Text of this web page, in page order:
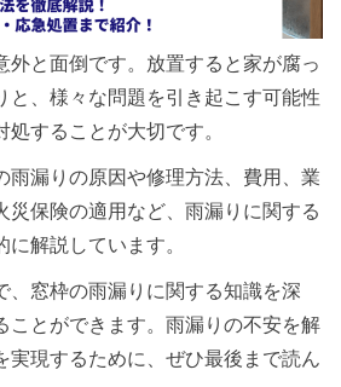
外と面倒です。放置すると家が腐っ
と、様々な問題を引き起こす可能性
することが大切です。
雨漏りの原因や修理方法、費用、業
災保険の適用など、雨漏りに関する
解説しています。
、窓枠の雨漏りに関する知識を深
ことができます。雨漏りの不安を解
実現するために、ぜひ最後まで読ん